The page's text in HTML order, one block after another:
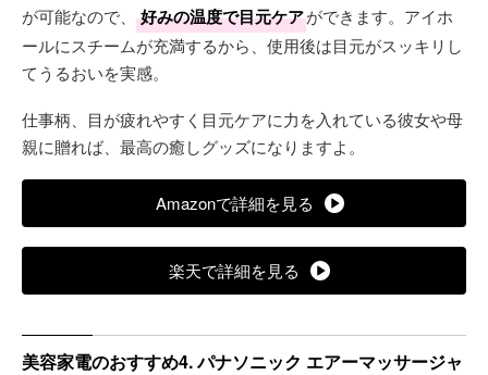
が可能なので、
好みの温度で目元ケアができます。アイホ
ールにスチームが充満するから、使用後は目元がスッキリし
てうるおいを実感。
仕事柄、目が疲れやすく目元ケアに力を入れている彼女や母
親に贈れば、最高の癒しグッズになりますよ。
Amazonで詳細を見る
楽天で詳細を見る
美容家電のおすすめ4. パナソニック エアーマッサージャ